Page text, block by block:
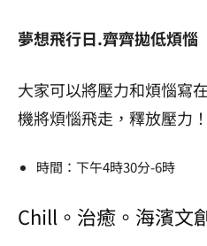
夢想飛行日.齊齊拋低煩惱
大家可以將壓力和煩惱寫
機將煩惱飛走，釋放壓力！
時間：下午4時30分-6時
Chill。治癒。海濱文